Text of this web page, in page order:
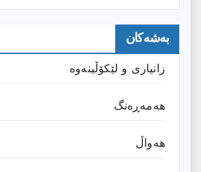
بەشەکان
زانیارى و لێکۆڵینەوە
هەمەڕەنگ
هەواڵ